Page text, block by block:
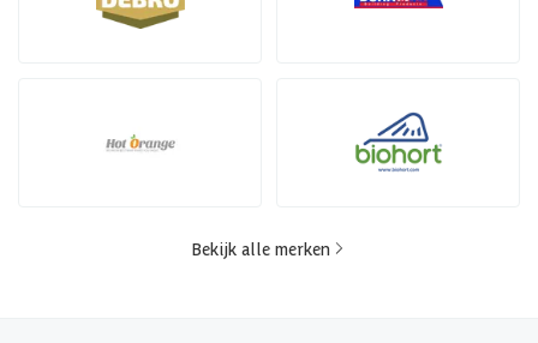
Bekijk alle merken